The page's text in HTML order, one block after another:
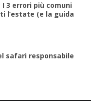
I 3 errori più comuni
l’estate (e la guida
safari responsabile